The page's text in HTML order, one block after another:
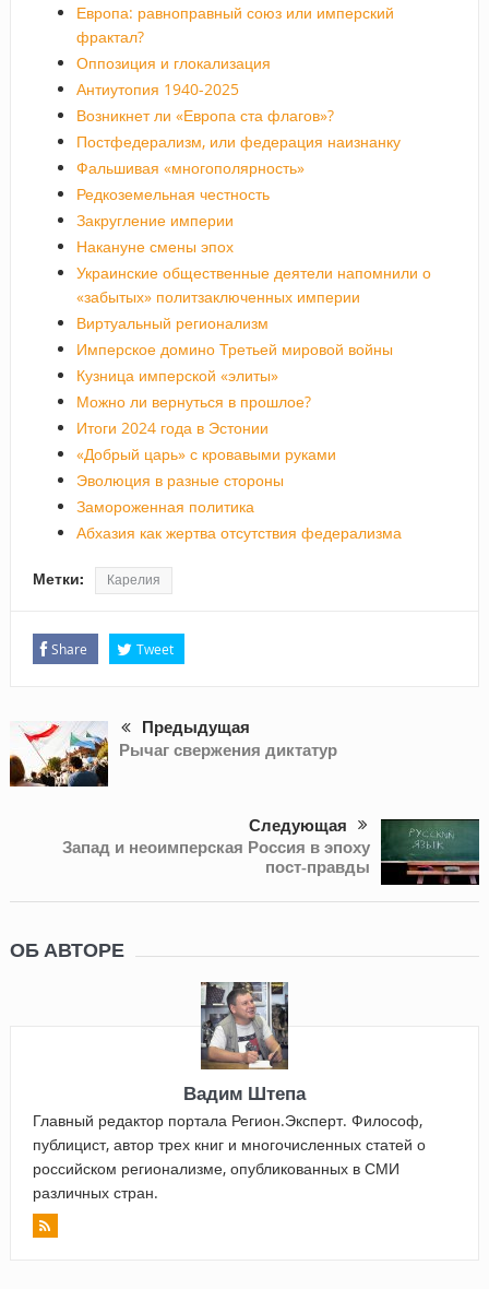
Европа: равноправный союз или имперский
фрактал?
Оппозиция и глокализация
Антиутопия 1940-2025
Возникнет ли «Европа ста флагов»?
Постфедерализм, или федерация наизнанку
Фальшивая «многополярность»
Редкоземельная честность
Закругление империи
Накануне смены эпох
Украинские общественные деятели напомнили о
«забытых» политзаключенных империи
Виртуальный регионализм
Имперское домино Третьей мировой войны
Кузница имперской «элиты»
Можно ли вернуться в прошлое?
Итоги 2024 года в Эстонии
«Добрый царь» с кровавыми руками
Эволюция в разные стороны
Замороженная политика
Абхазия как жертва отсутствия федерализма
Метки: Карелия
Share Tweet
Предыдущая
Рычаг свержения диктатур
Следующая
Запад и неоимперская Россия в эпоху
пост-правды
ОБ АВТОРЕ
Вадим Штепа
Главный редактор портала Регион.Эксперт. Философ,
публицист, автор трех книг и многочисленных статей о
российском регионализме, опубликованных в СМИ
различных стран.